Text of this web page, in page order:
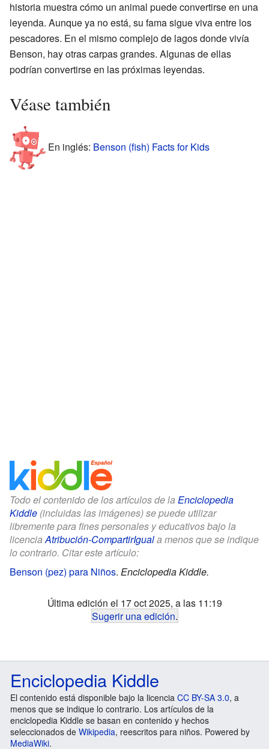
historia muestra cómo un animal puede convertirse en una
leyenda. Aunque ya no está, su fama sigue viva entre los
pescadores. En el mismo complejo de lagos donde vivía
Benson, hay otras carpas grandes. Algunas de ellas
podrían convertirse en las próximas leyendas.
Véase también
En inglés: Benson (fish) Facts for Kids
Todo el contenido de los artículos de la Enciclopedia
Kiddle (incluidas las imágenes) se puede utilizar
libremente para fines personales y educativos bajo la
licenciaAtribución-CompartirIguala menos que se indique
lo contrario. Citar este artículo:
Benson (pez) para Niños. Enciclopedia Kiddle.
Última edición el 17 oct 2025, a las 11:19
Sugerir una edición.
Enciclopedia Kiddle
El contenido está disponible bajo la licencia CC BY-SA 3.0, a
menos que se indique lo contrario. Los artículos de la
enciclopedia Kiddle se basan en contenido y hechos
seleccionados de Wikipedia, reescritos para niños. Powered by
MediaWiki.